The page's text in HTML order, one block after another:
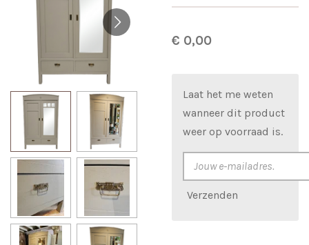
€ 0,00
Laat het me weten
wanneer dit product
weer op voorraad is.
Verzenden